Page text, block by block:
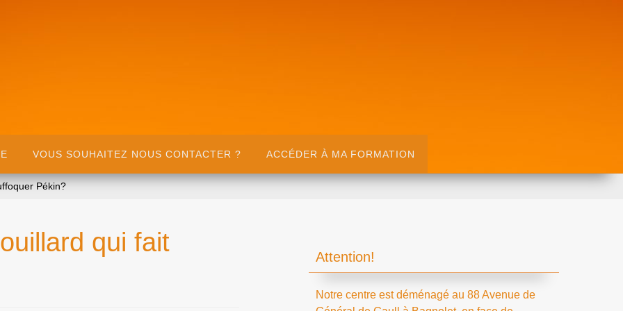
VOUS SOUHAITEZ NOUS CONTACTER ? ACCÉDER À MA FORMATION
Pékin?
qui fait
Attention!
Notre centre est déménagé au 88 Avenue de